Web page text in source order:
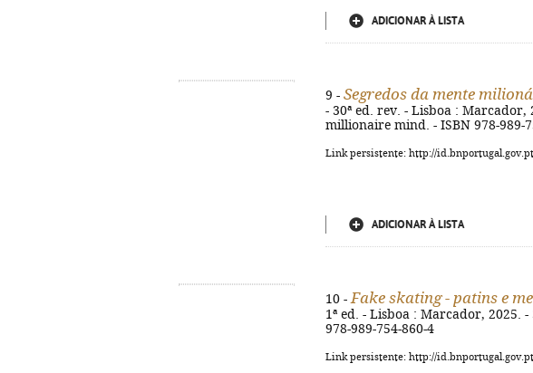
ADICIONAR À LISTA
9 - Segredos da mente
- 30ª ed. rev. - Lisboa : Marcador,
millionaire mind. - ISBN 978-989-
Link persistente: http://
ADICIONAR À LISTA
10 - Fake skating - patins e
1ª ed. - Lisboa : Marcador, 2025.
978-989-754-860-4
Link persistente: http://